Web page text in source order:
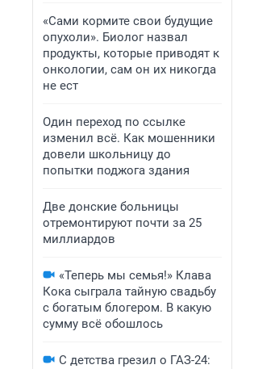
«Сами кормите свои будущие
опухоли». Биолог назвал
продукты, которые приводят к
онкологии, сам он их никогда
не ест
Один переход по ссылке
изменил всё. Как мошенники
довели школьницу до
попытки поджога здания
Две донские больницы
отремонтируют почти за 25
миллиардов
«Теперь мы семья!» Клава
Кока сыграла тайную свадьбу
с богатым блогером. В какую
сумму всё обошлось
С детства грезил о ГАЗ-24: